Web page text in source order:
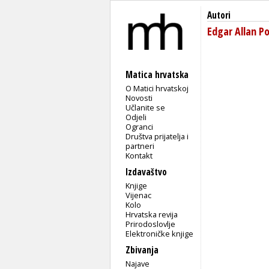
Matica hrvatska
O Matici hrvatskoj
Novosti
Učlanite se
Odjeli
Ogranci
Društva prijatelja i
partneri
Kontakt
Izdavaštvo
Knjige
Vijenac
Kolo
Hrvatska revija
Prirodoslovlje
Elektroničke knjige
Zbivanja
Najave
Autori
Edgar Allan